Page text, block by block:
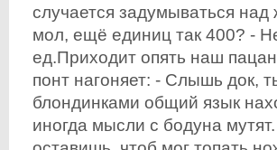
случается задумываться
мол, ещё единиц так 400? -
ед.Приходит опять наш
понт нагоняет: - Слышь док,
блондинками общий язык
иногда мысли с бодуна